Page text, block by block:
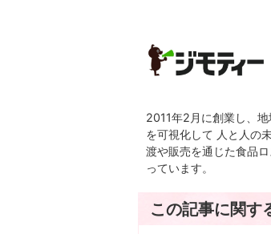
2011年2月に創業し、
を可視化して 人と人の
渡や販売を通じた食品
っています。
この記事に関す